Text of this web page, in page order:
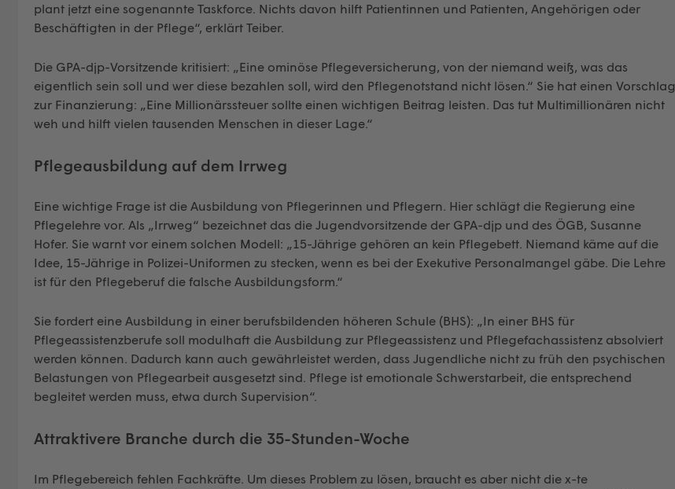
plant jetzt eine sogenannte Taskforce. Nichts davon hilft Patientinnen und Patienten, Angehörigen oder
Beschäftigten in der Pflege“, erklärt Teiber.
Die GPA-djp-Vorsitzende kritisiert: „Eine ominöse Pflegeversicherung, von der niemand weiß, was das
eigentlich sein soll und wer diese bezahlen soll, wird den Pflegenotstand nicht lösen.“ Sie hat einen Vorschlag
zur Finanzierung: „Eine Millionärssteuer sollte einen wichtigen Beitrag leisten. Das tut Multimillionären nicht
weh und hilft vielen tausenden Menschen in dieser Lage.“
Pflegeausbildung auf dem Irrweg
Eine wichtige Frage ist die Ausbildung von Pflegerinnen und Pflegern. Hier schlägt die Regierung eine
Pflegelehre vor. Als „Irrweg“ bezeichnet das die Jugendvorsitzende der GPA-djp und des ÖGB, Susanne
Hofer. Sie warnt vor einem solchen Modell: „15-Jährige gehören an kein Pflegebett. Niemand käme auf die
Idee, 15-Jährige in Polizei-Uniformen zu stecken, wenn es bei der Exekutive Personalmangel gäbe. Die Lehre
ist für den Pflegeberuf die falsche Ausbildungsform.“
Sie fordert eine Ausbildung in einer berufsbildenden höheren Schule (BHS): „In einer BHS für
Pflegeassistenzberufe soll modulhaft die Ausbildung zur Pflegeassistenz und Pflegefachassistenz absolviert
werden können. Dadurch kann auch gewährleistet werden, dass Jugendliche nicht zu früh den psychischen
Belastungen von Pflegearbeit ausgesetzt sind. Pflege ist emotionale Schwerstarbeit, die entsprechend
begleitet werden muss, etwa durch Supervision“.
Attraktivere Branche durch die 35-Stunden-Woche
Im Pflegebereich fehlen Fachkräfte. Um dieses Problem zu lösen, braucht es aber nicht die x-te